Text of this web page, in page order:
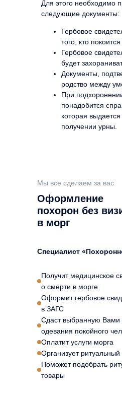
Для этого необходимо
следующие документы:
Гербовое
того, кто
Гербовое
будет
Документы,
родство между
При
понадобится
которая
получении урны.
Специалист
Мы все сделаем за вас
Оформление
похорон без
в морг
Получит медицинское
о смерти в морге
Оформит гербовое
в ЗАГС
Сдаст выбранную Вами
одевания покойного
Оплатит услуги морга
Организует ритуальный
Поможет подобрать
товары